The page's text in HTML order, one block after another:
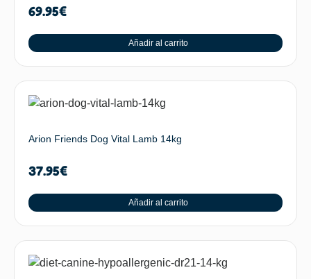
69.95€
Añadir al carrito
Arion Friends Dog Vital Lamb 14kg
37.95€
Añadir al carrito